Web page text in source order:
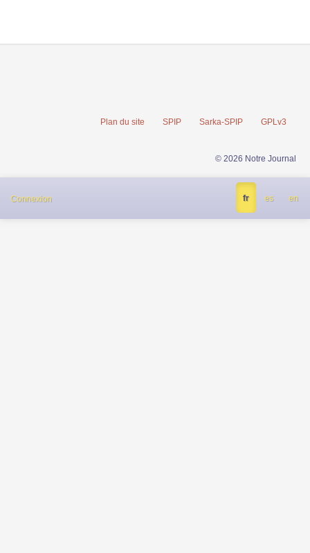
Plan du site SPIP Sarka-SPIP GPLv3
© 2026 Notre Journal
Connexion fr es en